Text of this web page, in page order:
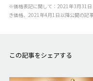
※価格表記に関して：2021年3月31
き価格、2021年4月1日以降公開の記
この記事をシェアする